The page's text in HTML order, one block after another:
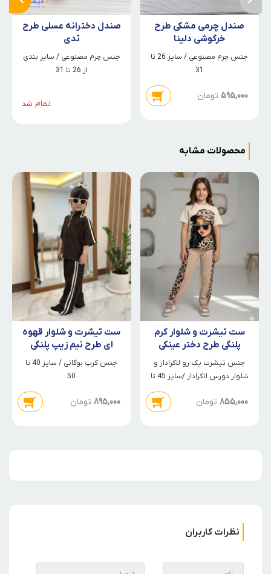
صندل چرمی مشکی طرح
خرگوشی دلینا
جنس چرم مصنوعی / سایز 26 تا
31
595,000 تومان
صندل دخترانه عسلی طرح
تدی
جنس چرم مصنوعی / سایز بندی
از 26 تا 31
تمام شد
محصولات مشابه
ست تیشرت و شلوار کرم
پلنگی طرح دختر عینکی
نگین دار
جنس تیشرت یک رو لاکرادار و
شلوار دورس لاکرادار /سایز 45 تا
855,000 تومان
ست تیشرت و شلوار قهوه
ای طرح نیم زیپ پلنگی
جنس کرپ بوگاتی / سایز 40 تا
50
895,000 تومان
نظرات کاربران